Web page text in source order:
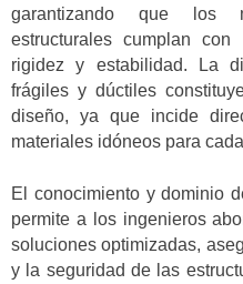
garantizando que los
estructurales cumplan
rigidez y estabilidad. La
frágiles y dúctiles
diseño, ya que incide
materiales idóneos para
El conocimiento y dominio
permite a los ingenieros
soluciones optimizadas,
y la seguridad de las